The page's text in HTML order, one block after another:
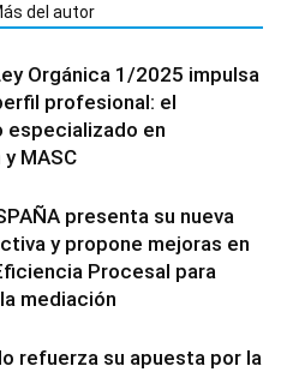
del autor
Orgánica 1/2025 impulsa
profesional: el
en
MASC
presenta su nueva
y propone mejoras en
Procesal para
mediación
refuerza su apuesta por la